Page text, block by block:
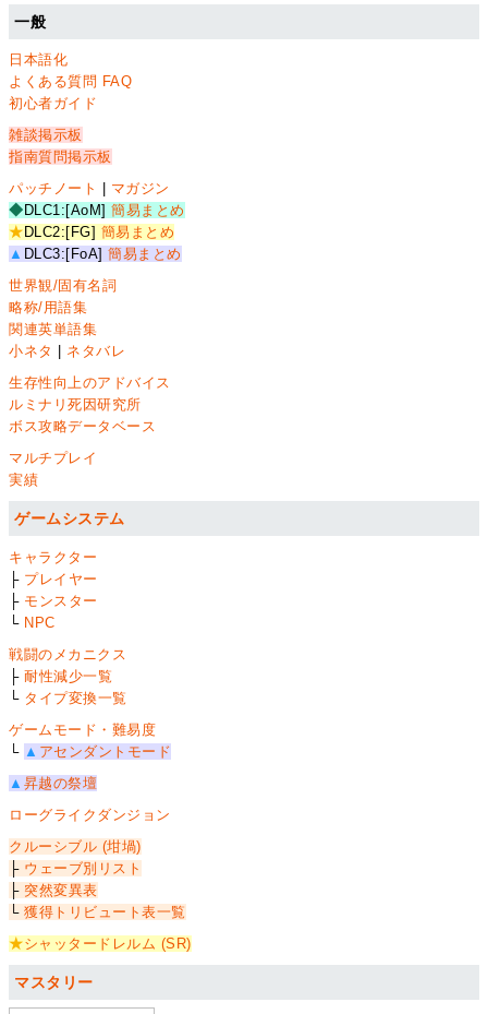
一般
日本語化
よくある質問 FAQ
初心者ガイド
雑談掲示板
指南質問掲示板
パッチノート
マガジン
◆ DLC1:[AoM]簡易まとめ
★ DLC2:[FG] 簡易まとめ
▲ DLC3:[FoA]簡易まとめ
世界観/固有名詞
略称/用語集
関連英単語集
小ネタ
ネタバレ
生存性向上のアドバイス
ルミナリ死因研究所
ボス攻略データベース
マルチプレイ
実績
ゲームシステム
キャラクター
├ プレイヤー
├ モンスター
└ NPC
戦闘のメカニクス
├耐性減少一覧
└ タイプ変換一覧
ゲームモード・難易度
└ ▲ アセンダントモード
▲ 昇越の祭壇
ローグライクダンジョン
クルーシブル (坩堝)
├ ウェーブ別リスト
├ 突然変異表
└獲得トリビュート表一覧
★シャッタードレルム (SR)
マスタリー